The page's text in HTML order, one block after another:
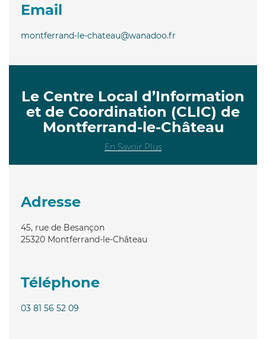
Email
montferrand-le-chateau@wanadoo.fr
Le Centre Local d’Information
et de Coordination (CLIC) de
Montferrand-le-Château
En Savoir Plus
Adresse
45, rue de Besançon
25320 Montferrand-le-Château
Téléphone
03 81 56 52 09